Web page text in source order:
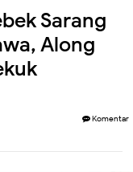
Sarang
Along
Komentar